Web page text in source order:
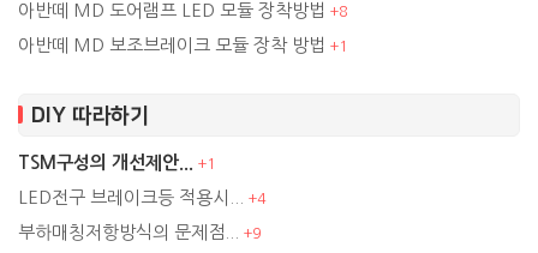
아반떼 MD 도어램프 LED 모듈 장착방법 +8
아반떼 MD 보조브레이크 모듈 장착 방법 +1
DIY 따라하기
TSM구성의 개선제안... +1
LED전구 브레이크등 적용시... +4
부하매칭저항방식의 문제점... +9